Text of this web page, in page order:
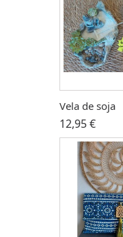
Vela de soja
12,95 €